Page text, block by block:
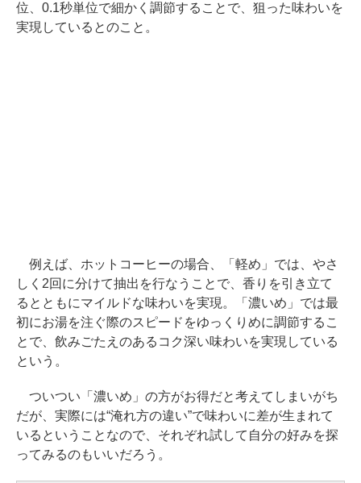
位、0.1秒単位で細かく調節することで、狙った味わいを
実現しているとのこと。
例えば、ホットコーヒーの場合、「軽め」では、やさ
しく2回に分けて抽出を行なうことで、香りを引き立て
るとともにマイルドな味わいを実現。「濃いめ」では最
初にお湯を注ぐ際のスピードをゆっくりめに調節するこ
とで、飲みごたえのあるコク深い味わいを実現している
という。
ついつい「濃いめ」の方がお得だと考えてしまいがち
だが、実際には“淹れ方の違い”で味わいに差が生まれて
いるということなので、それぞれ試して自分の好みを探
ってみるのもいいだろう。